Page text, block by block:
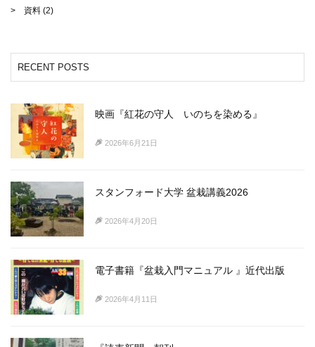
資料 (2)
RECENT POSTS
映画『紅花の守人 いのちを染める』
2026年6月21日
スタンフォード大学 盆栽講義2026
2026年4月20日
電子書籍『盆栽入門マニュアル 』近代出版
2026年4月11日